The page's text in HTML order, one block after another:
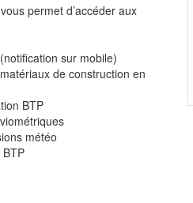
vous permet d’accéder aux
sur mobile)
de construction en
BTP
météo